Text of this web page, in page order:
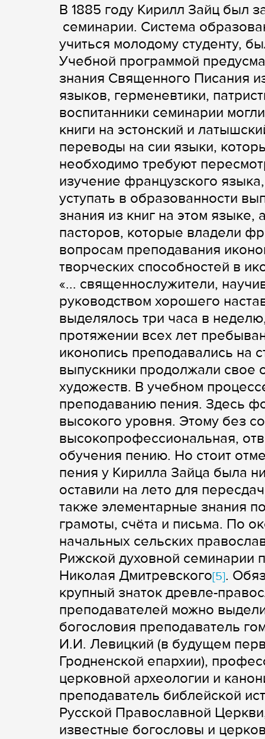
В 1885 году Кирилл Зайц был
семинарии. Система
учиться молодому студенту,
Учебной программой
знания Священного Писания
языков, герменевтики,
воспитанники семинарии
книги на эстонский и
переводы на сии языки,
необходимо требуют
изучение французского
уступать в образованности
знания из книг на этом
пасторов, которые владели
вопросам преподавания
творческих способностей в
«... священнослужители,
руководством хорошего
выделялось три часа в
протяжении всех лет
иконопись преподавались на
выпускники продолжали свое
художеств. В учебном
преподаванию пения. Здесь
высокого уровня. Этому без
высокопрофессиональная,
обучения пению. Но стоит
пения у Кирилла Зайца была
оставили на лето для
также элементарные знания
грамоты, счёта и письма. По
начальных сельских
Рижской духовной семинарии
Николая Дмитревского[5].
крупный знаток древле-
преподавателей можно
богословия преподаватель
И.И. Левицкий (в будущем
Гродненской епархии),
церковной археологии и
преподаватель библейской
Русской Православной
известные богословы и